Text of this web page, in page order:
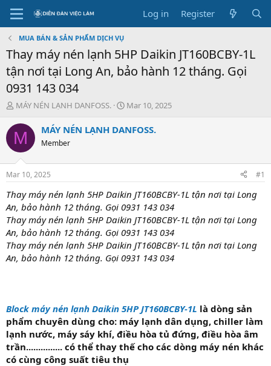
Log in Register
MUA BÁN & SẢN PHẨM DỊCH VỤ
Thay máy nén lạnh 5HP Daikin JT160BCBY-1L
tận nơi tại Long An, bảo hành 12 tháng. Gọi
0931 143 034
T
r
e
d
t
a
t
e
r
MÁY NÉN LẠNH DANFOSS.
S
a
t
e
Mar 10, 2025
M MÁY NÉN LẠNH DANFOSS.
Member
Mar 10, 2025 #1
Thay máy nén lạnh 5HP Daikin JT160BCBY-1L tận nơi tại Long
An, bảo hành 12 tháng. Gọi 0931 143 034
Thay máy nén lạnh 5HP Daikin JT160BCBY-1L tận nơi tại Long
An, bảo hành 12 tháng. Gọi 0931 143 034
Thay máy nén lạnh 5HP Daikin JT160BCBY-1L tận nơi tại Long
An, bảo hành 12 tháng. Gọi 0931 143 034
Block máy nén lạnh Daikin 5HP JT160BCBY-1L là dòng sản
phẩm chuyên dùng cho: máy lạnh dân dụng, chiller làm
lạnh nước, máy sáy khí, điều hòa tủ đứng, điều hòa âm
trần............... có thể thay thế cho các dòng máy nén khác
có cùng công suất tiêu thụ